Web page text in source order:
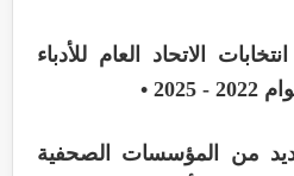
الاتحاد العام للأدباء
•
من المؤسسات الصحفية